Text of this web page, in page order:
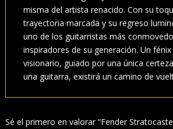
misma del artista renacido. Con su
trayectoria marcada y su regreso
uno de los guitarristas más
inspiradores de su generación. Un
visionario, guiado por una única
una guitarra, existirá un camino de
Sé el primero en valorar “Fender